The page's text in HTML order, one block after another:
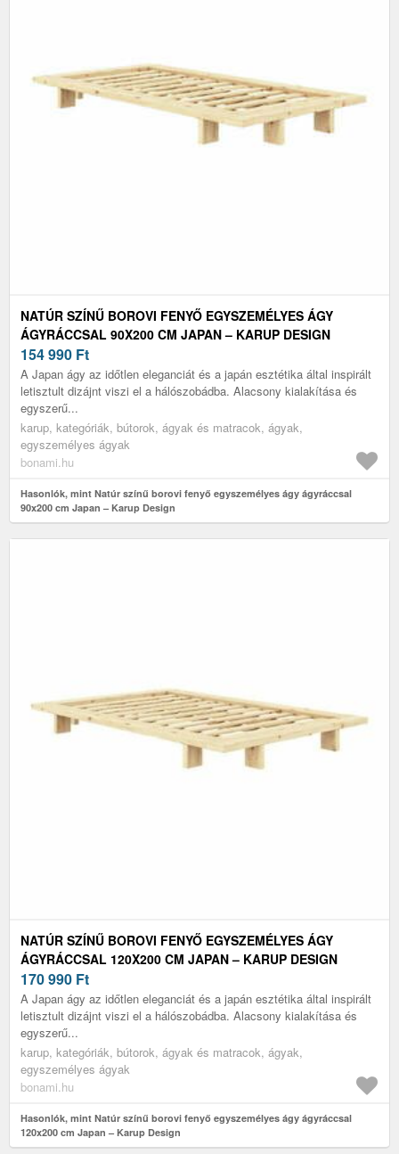
NATÚR SZÍNŰ BOROVI FENYŐ EGYSZEMÉLYES ÁGY
ÁGYRÁCCSAL 90X200 CM JAPAN – KARUP DESIGN
154 990 Ft
A Japan ágy az időtlen eleganciát és a japán esztétika által inspirált
letisztult dizájnt viszi el a hálószobádba. Alacsony kialakítása és
egyszerű...
karup, kategóriák, bútorok, ágyak és matracok, ágyak,
egyszemélyes ágyak
bonami.hu
Hasonlók, mint Natúr színű borovi fenyő egyszemélyes ágy ágyráccsal
90x200 cm Japan – Karup Design
NATÚR SZÍNŰ BOROVI FENYŐ EGYSZEMÉLYES ÁGY
ÁGYRÁCCSAL 120X200 CM JAPAN – KARUP DESIGN
170 990 Ft
A Japan ágy az időtlen eleganciát és a japán esztétika által inspirált
letisztult dizájnt viszi el a hálószobádba. Alacsony kialakítása és
egyszerű...
karup, kategóriák, bútorok, ágyak és matracok, ágyak,
egyszemélyes ágyak
bonami.hu
Hasonlók, mint Natúr színű borovi fenyő egyszemélyes ágy ágyráccsal
120x200 cm Japan – Karup Design